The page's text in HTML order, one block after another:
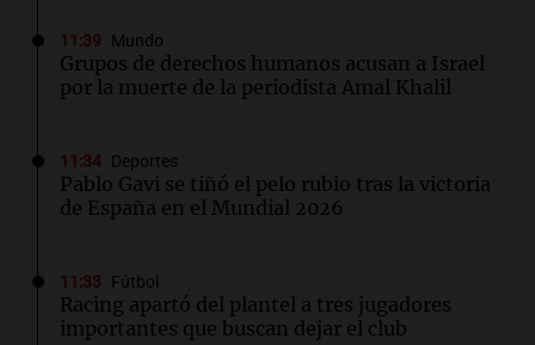
11:39 Mundo
Grupos de derechos humanos acusan a Israel
por la muerte de la periodista Amal Khalil
11:34 Deportes
Pablo Gavi se tiñó el pelo rubio tras la victoria
de España en el Mundial 2026
11:33 Fútbol
Racing apartó del plantel a tres jugadores
importantes que buscan dejar el club